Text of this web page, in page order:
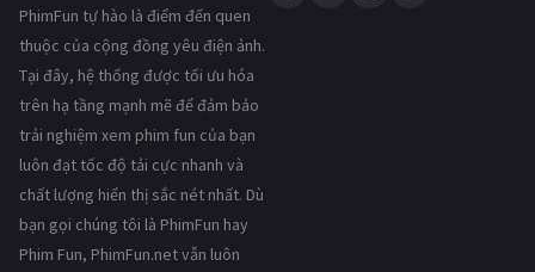
PhimFun tự hào là điểm đến quen
thuộc của cộng đồng yêu điện ảnh.
Tại đây, hệ thống được tối ưu hóa
trên hạ tầng mạnh mẽ để đảm bảo
trải nghiệm xem phim fun của bạn
luôn đạt tốc độ tải cực nhanh và
chất lượng hiển thị sắc nét nhất. Dù
bạn gọi chúng tôi là PhimFun hay
Phim Fun, PhimFun.net vẫn luôn